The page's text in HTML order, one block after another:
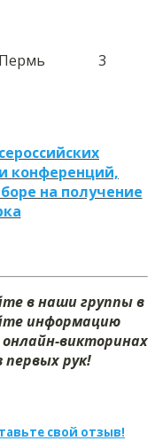
3
конференций,
на получение
в наши группы в
информацию
викторинах
первых рук!
свой отзыв!